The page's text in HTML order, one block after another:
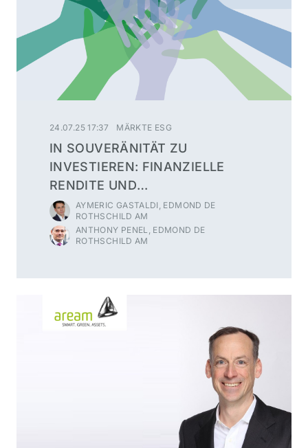
24.07.25 17:37 MÄRKTE ESG
IN SOUVERÄNITÄT ZU
INVESTIEREN: FINANZIELLE
RENDITE UND
GESELLSCHAFTLICHE
VERANTWORTUNG
AYMERIC GASTALDI, EDMOND DE
ROTHSCHILD AM
ANTHONY PENEL, EDMOND DE
ROTHSCHILD AM